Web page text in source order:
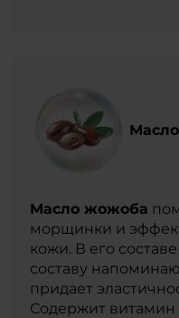
Масло жожоба
морщинки и
кожи. В его
составу
придает
Содержит витамин